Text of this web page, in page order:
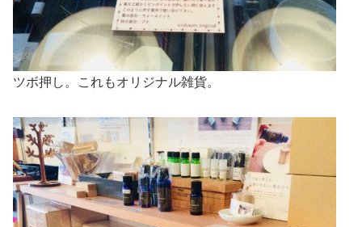
ツボ押し。これもオリジナル雑貨。